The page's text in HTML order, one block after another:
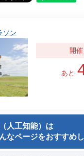
ソン
あと
人工知能）は
なページをおすすめ